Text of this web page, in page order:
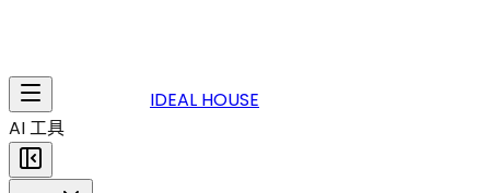
IDEAL HOUSE
AI 工具